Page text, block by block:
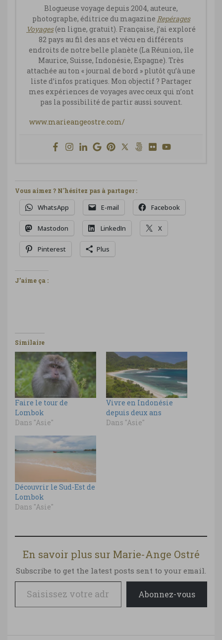
Blogueuse voyage depuis 2004, auteure,
photographe, éditrice du magazine Repérages
Voyages(en ligne, gratuit). Française, j’ai exploré
82 pays au fil des ans et vécu en différents
endroits de notre belle planète (La Réunion, île
Maurice, Suisse, Indonésie, Espagne). Très
attachée au ton « journal de bord » plutôt qu’à une
liste d’infos pratiques. Mon objectif ? Partager
mes expériences de voyages avec ceux qui n’ont
pas la possibilité de partir aussi souvent.
www.marieangeostre.com/
Vous aimez ? N'hésitez pas à partager :
WhatsApp E-mail Facebook
Mastodon LinkedIn X
Pinterest Plus
J’aime ça :
Similaire
Faire le tour de
Lombok
Dans "Asie"
Vivre en Indonésie
depuis deux ans
Dans "Asie"
Découvrir le Sud-Est de
Lombok
Dans "Asie"
En savoir plus sur Marie-Ange Ostré
Subscribe to get the latest posts sent to your email.
Saisissez votre adresse e-mail…
Abonnez-vous